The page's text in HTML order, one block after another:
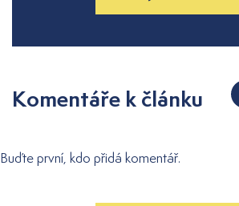
Komentáře k článku
Buďte první, kdo přidá komentář.